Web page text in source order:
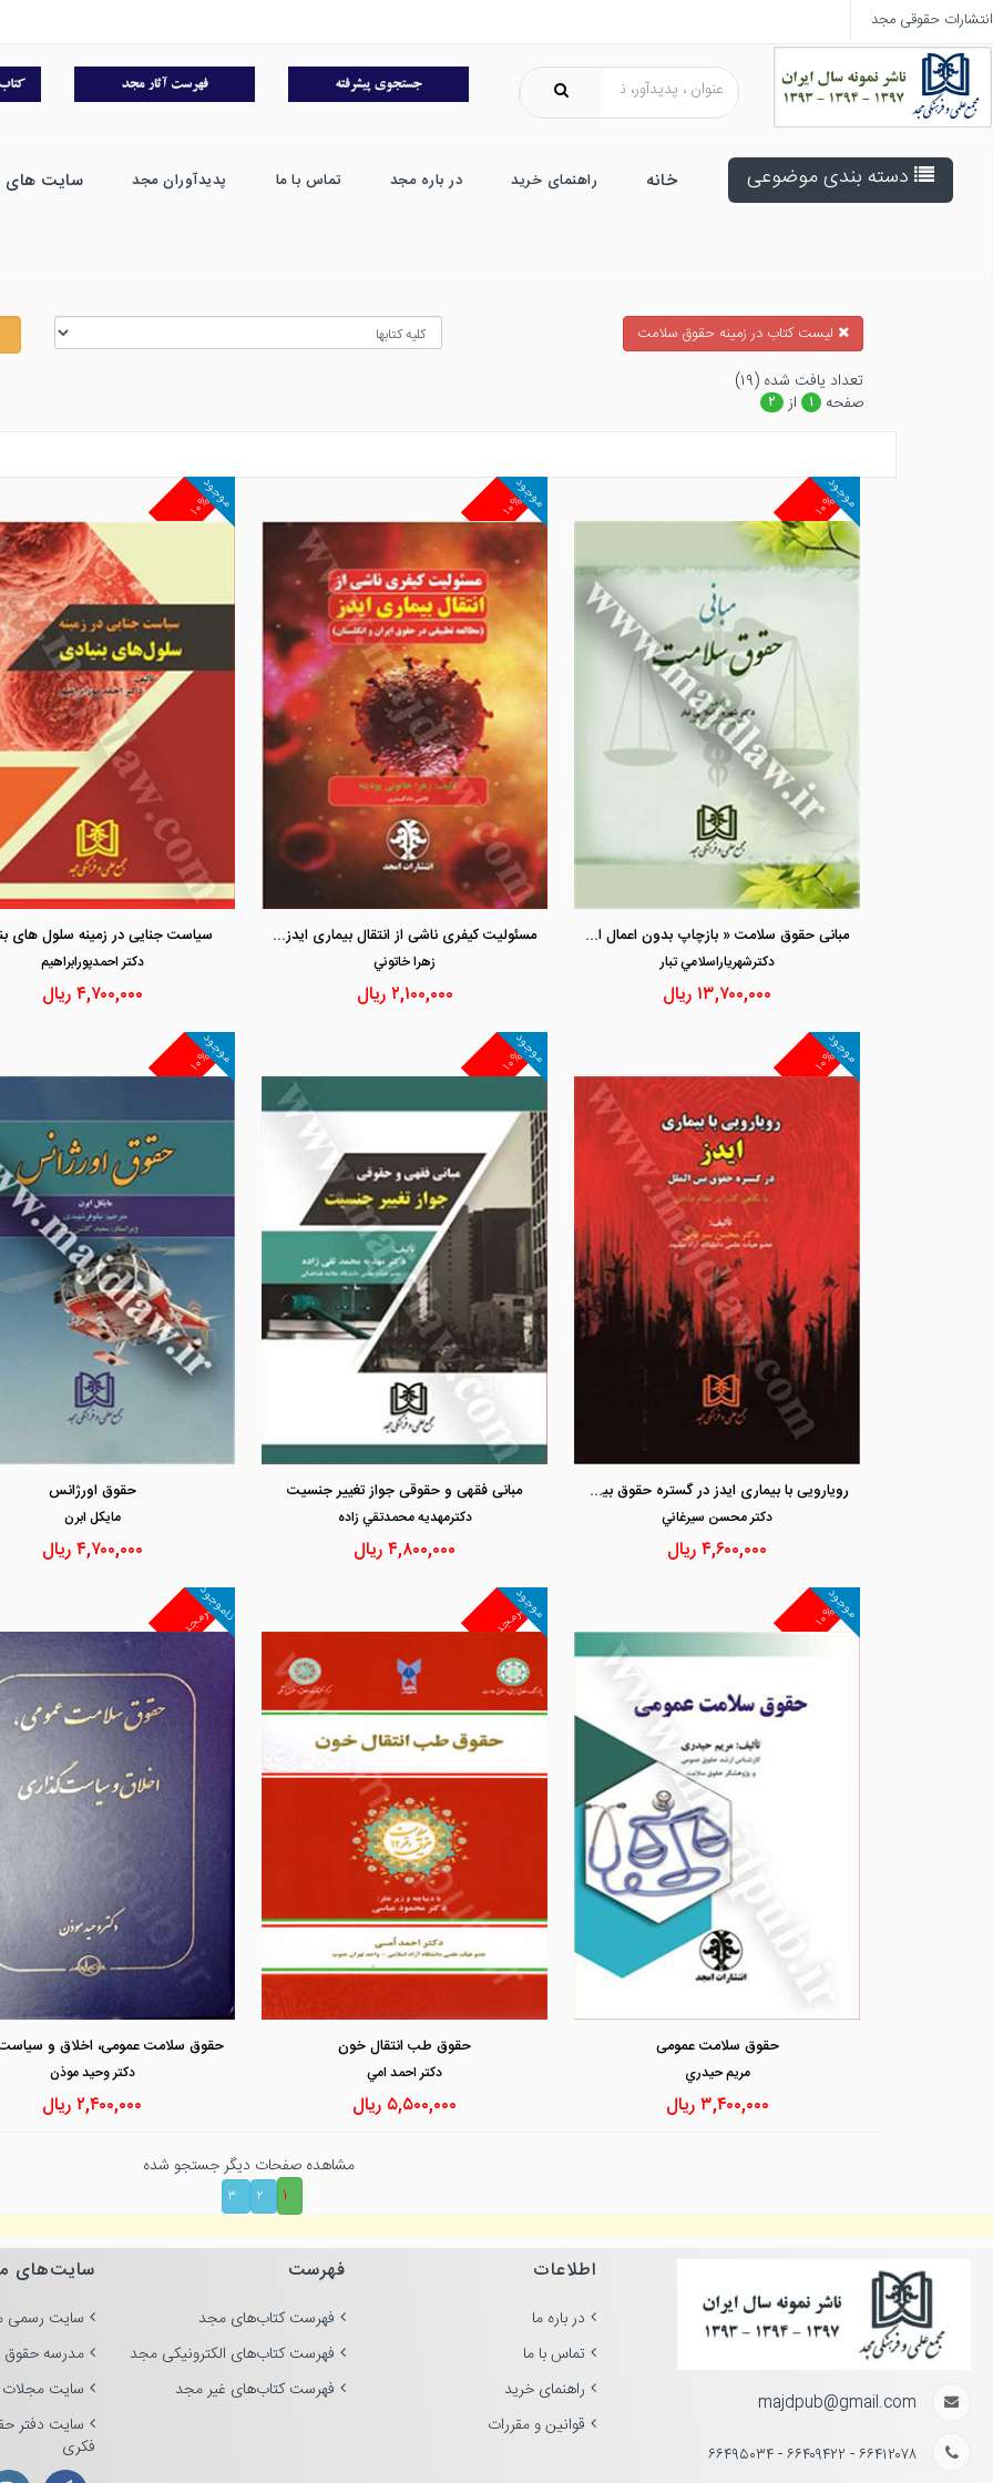
انتشارات حقوقی مجد
دسته بندی موضوعی خانه راهنمای خرید در باره مجد تماس با ما پدیدآوران مجد سایت های
ليست كتاب در زمينه حقوق سلامت
تعداد يافت شده (۱۹)
صفحه
۱ از ۲
۱۰%
موجود
مشاهده و خرید
مبانی حقوق سلامت « بازچاپ بدون اعمال اصلاحات 1405»
دكترشهرياراسلامي تبار
۱۳,۷۰۰,۰۰۰ ریال
۱۰%
موجود
مشاهده و خرید
مسئولیت کیفری ناشی از انتقال بیماری ایدز «مطالعه تطبیقی در حقوق ایران و انگلستان»
زهرا خاتوني
۲,۱۰۰,۰۰۰ریال
۱۰%
موجود
سیاست جنایی در زمینه سلول های
دكتر احمدپورابراهيم
۴,۷۰۰,۰۰۰ریال
۱۰%
موجود
مشاهده و خرید
رویارویی با بیماری ایدز در گستره حقوق بین الملل
دكتر محسن سيرغاني
۴,۶۰۰,۰۰۰ریال
۱۰%
موجود
مبانی فقهی و حقوقی جواز تغییر جنسیت
دكترمهديه محمدتقي زاده
۴,۸۰۰,۰۰۰ریال
۱۰%
موجود
حقوق اورژانس
مايكل ابرن
۴,۷۰۰,۰۰۰ریال
۱۰%
موجود
حقوق سلامت عمومی
مريم حيدري
۳,۴۰۰,۰۰۰ریال
غیرمجد
موجود
مشاهده و خرید
حقوق طب انتقال خون
دكتر احمد امي
۵,۵۰۰,۰۰۰ ریال
غیرمجد
ناموجود
دكتر وحيد موذن
۲,۴۰۰,۰۰۰ریال
مشاهده صفحات دیگر جستجو شده
۱
۲ ۳
majdpub@gmail.com
۶۶۴۱۲۰۷۸ - ۶۶۴۰۹۴۲۲ - ۶۶۴۹۵۰۳۴
اطلاعات
در باره ما
تماس با ما
راهنمای خرید
قوانین و مقررات
فهرست
فهرست کتاب‌های مجد
فهرست کتاب‌های الکترونیکی مجد
فهرست کتاب‌های غیر مجد
سایت‌های
سایت رسمی
مدرسه
سایت
سایت دفتر
فکری